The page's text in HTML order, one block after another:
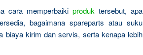
cara memperbaiki produk tersebut, apa
bagaimana spareparts atau suku
biaya kirim dan servis, serta kenapa lebih